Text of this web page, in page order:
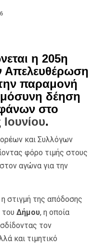
η 205η
Απελευθέρωση
παραμονή
δέηση
στο
Ιουνίου.
και Συλλόγων
φόρο τιμής στους
αγώνα για την
η στιγμή της απόδοσης
του Δήμου, η οποία
τον
και τιμητικό